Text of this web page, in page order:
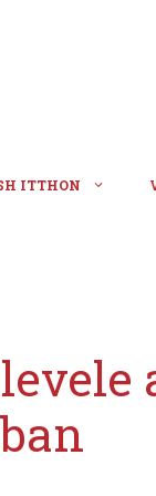
ITTHON